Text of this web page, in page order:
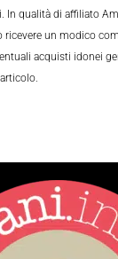
In qualità di affiliato
ricevere un modico
acquisti idonei